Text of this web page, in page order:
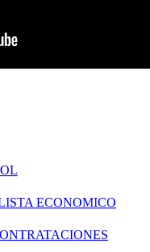
ECONOMICO